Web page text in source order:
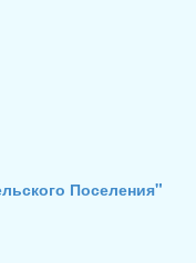
Поселения"